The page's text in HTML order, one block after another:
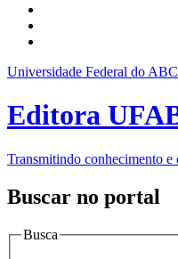
Universidade Federal do ABC
Editora
Transmitindo conhecimento e
Buscar no portal
Busca